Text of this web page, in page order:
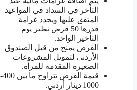
التأخر في السداد في المواعيد
المتفق عليها ويحدد غرامة
قدرها 50 قرض نظير يوم
التأخير الواحد.
القرض يمنح من قبل الصندوق
الأردني لتمويل المشروعات
الصغيرة المقدمة للمرأة.
قيمة القرض تتراوح ما بين 400-
1000 دينار أردني.